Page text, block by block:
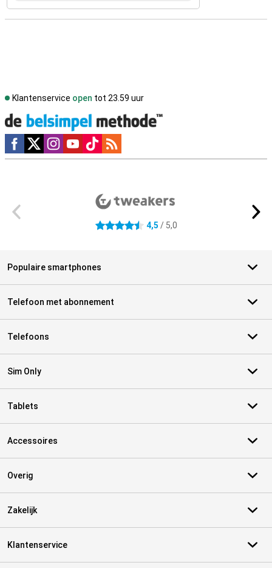
Klantenservice open tot 23.59 uur
Social media
4.5 sterren 4,5 / 5,0
Populaire smartphones
Telefoon met abonnement
Telefoons
Sim Only
Tablets
Accessoires
Overig
Zakelijk
Klantenservice